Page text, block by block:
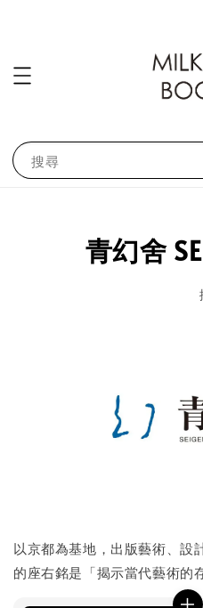
搜尋
青幻舍
以京都為基地，出版藝術、設
的座右銘是「揭示當代藝術的